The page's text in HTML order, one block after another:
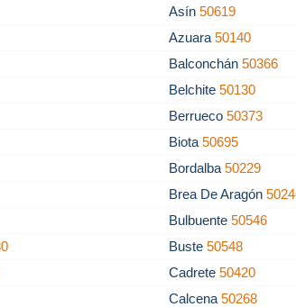
Asín50619
Azuara50140
Balconchán50366
Belchite50130
Berrueco50373
Biota50695
Bordalba50229
Brea De Aragón
Bulbuente50546
Buste50548
Cadrete50420
Calcena50268